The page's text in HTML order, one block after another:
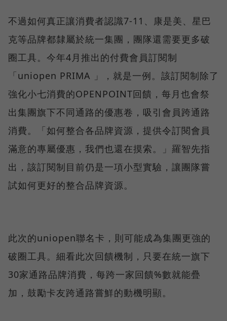
不過如何真正讓消費者認識7-11、康是美、星巴
克等品牌都隸屬於統一集團，團隊還需要更多破
圈工具。今年4月推出的付費會員訂閱制
「uniopen PRIMA 」，就是一例。該訂閱制除了
強化小七消費的OPENPOINT回饋，每月也會祭
出集團旗下不同通路的優惠卷，吸引會員跨通路
消費。「如何整合各品牌資源，提供令訂閱會員
滿意的專屬優惠，我們也還在摸索。」羅智先指
出，該訂閱制目前仍是一項小型實驗，讓團隊嘗
試如何更好的整合品牌資源。
此次的uniopen聯名卡，則可能成為集團更強的
破圈工具。細看此次回饋機制，只要在統一旗下
30家通路品牌消費，每跨一家回饋%數就能疊
加，鼓勵卡友跨通路嘗鮮的動機明顯。